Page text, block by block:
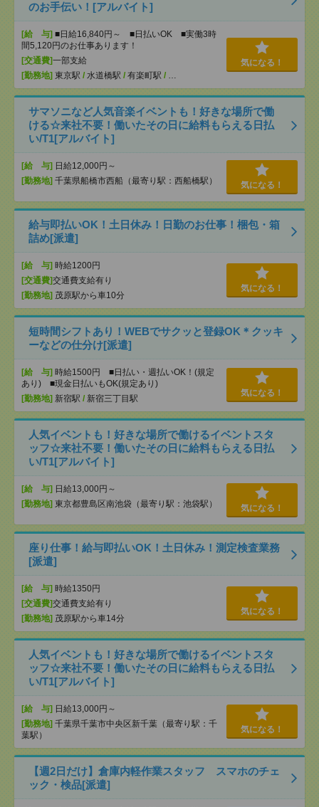
のお手伝い！[アルバイト]
[給 与] ■日給16,840円～ ■日払いOK ■実働3時
間5,120円のお仕事あります！
[交通費]一部支給
[勤務地] 東京駅 / 水道橋駅 / 有楽町駅 / …
気になる！
サマソニなど人気音楽イベントも！好きな場所で働
ける☆来社不要！働いたその日に給料もらえる日払
い/T1[アルバイト]
[給 与] 日給12,000円～
[勤務地] 千葉県船橋市西船（最寄り駅：西船橋駅） 気になる！
給与即払いOK！土日休み！日勤のお仕事！梱包・箱
詰め[派遣]
[給 与] 時給1200円
[交通費]交通費支給有り
[勤務地] 茂原駅から車10分
気になる！
短時間シフトあり！WEBでサクッと登録OK＊クッキ
ーなどの仕分け[派遣]
[給 与] 時給1500円 ■日払い・週払いOK！(規定
あり) ■現金日払いもOK(規定あり)
[勤務地] 新宿駅 / 新宿三丁目駅
気になる！
人気イベントも！好きな場所で働けるイベントスタ
ッフ☆来社不要！働いたその日に給料もらえる日払
い/T1[アルバイト]
[給 与] 日給13,000円～
[勤務地] 東京都豊島区南池袋（最寄り駅：池袋駅） 気になる！
座り仕事！給与即払いOK！土日休み！測定検査業務
[派遣]
[給 与] 時給1350円
[交通費]交通費支給有り
[勤務地] 茂原駅から車14分
気になる！
人気イベントも！好きな場所で働けるイベントスタ
ッフ☆来社不要！働いたその日に給料もらえる日払
い/T1[アルバイト]
[給 与] 日給13,000円～
[勤務地] 千葉県千葉市中央区新千葉（最寄り駅：千
葉駅）
気になる！
【週2日だけ】倉庫内軽作業スタッフ スマホのチェ
ック・検品[派遣]